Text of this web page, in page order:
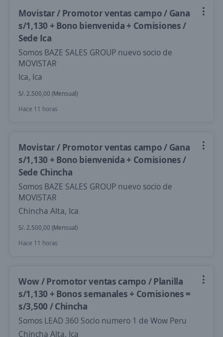
Movistar / Promotor ventas campo / Gana
s/1,130 + Bono bienvenida + Comisiones /
Sede Ica
Somos BAZE SALES GROUP nuevo socio de
MOVISTAR
Ica, Ica
S/. 2.500,00 (Mensual)
Hace 11 horas
Movistar / Promotor ventas campo / Gana
s/1,130 + Bono bienvenida + Comisiones /
Sede Chincha
Somos BAZE SALES GROUP nuevo socio de
MOVISTAR
Chincha Alta, Ica
S/. 2.500,00 (Mensual)
Hace 11 horas
Wow / Promotor ventas campo / Planilla
s/1,130 + Bonos semanales + Comisiones =
s/3,500 / Chincha
Somos LEAD 360 Socio numero 1 de Wow Peru
Chincha Alta, Ica